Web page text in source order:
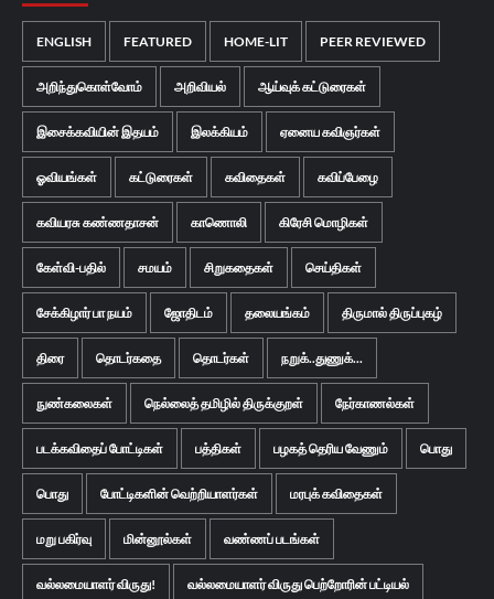
ENGLISH FEATURED HOME-LIT PEER REVIEWED
அறிந்துகொள்வோம் அறிவியல் ஆய்வுக் கட்டுரைகள்
இசைக்கவியின் இதயம் இலக்கியம் ஏனைய கவிஞர்கள்
ஓவியங்கள் கட்டுரைகள் கவிதைகள் கவிப்பேழை
கவியரசு கண்ணதாசன் காணொலி கிரேசி மொழிகள்
கேள்வி-பதில் சமயம் சிறுகதைகள் செய்திகள்
சேக்கிழார் பா நயம் ஜோதிடம் தலையங்கம் திருமால் திருப்புகழ்
திரை தொடர்கதை தொடர்கள் நறுக்..துணுக்...
நுண்கலைகள் நெல்லைத் தமிழில் திருக்குறள் நேர்காணல்கள்
படக்கவிதைப் போட்டிகள் பத்திகள் பழகத் தெரிய வேணும் பொது
பொது போட்டிகளின் வெற்றியாளர்கள் மரபுக் கவிதைகள்
மறு பகிர்வு மின்னூல்கள் வண்ணப் படங்கள்
வல்லமையாளர் விருது! வல்லமையாளர் விருது பெற்றோரின் பட்டியல்